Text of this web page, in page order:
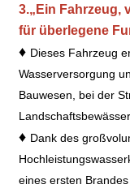
3.„Ein Fahrzeug,
für überlegene
♦ Dieses Fahrzeug
Wasserversorgung
Bauwesen, bei der
♦ Dank des
eines ersten